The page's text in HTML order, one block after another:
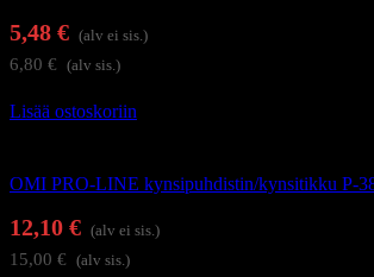
5,48 € (alv ei sis.)
6,80 € (alv sis.)
Lisää ostoskoriin
OMI PRO-LINE kynsipuhdistin/kynsitikku P-
12,10 € (alv ei sis.)
15,00 € (alv sis.)